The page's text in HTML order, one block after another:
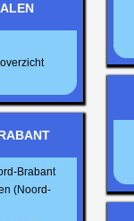
Brabant
(Noord-